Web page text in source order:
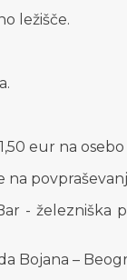
ležišče.
eur na osebo
na
- železniška
Bojana –